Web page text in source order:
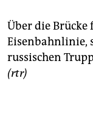
Über die
Eisenbahnlinie,
russischen
(rtr)